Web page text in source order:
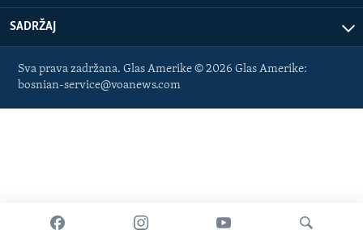
PRATITE NAS
Jezici
SADRŽAJ
Sva prava zadržana. Glas Amerike © 2026 Glas Amerike:
bosnian-service@voanews.com